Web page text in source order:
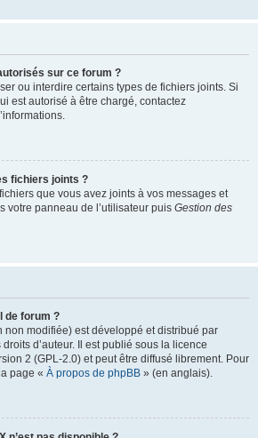
sur ce forum ?
ou interdire certains types de fichiers joints. Si
est autorisé à être chargé, contactez
fichiers joints ?
que vous avez joints à vos messages et
votre panneau de l’utilisateur puis Gestion des
de forum ?
non modifiée) est développé et distribué par
droits d’auteur. Il est publié sous la licence
2 (GPL-2.0) et peut être diffusé librement. Pour
page « À propos de phpBB » (en anglais).